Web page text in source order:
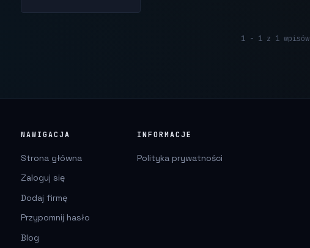
1 - 1 z 1 wpisów
NAWIGACJA
Strona główna
Zaloguj się
Dodaj firmę
Przypomnij hasło
Blog
INFORMACJE
Polityka prywatności